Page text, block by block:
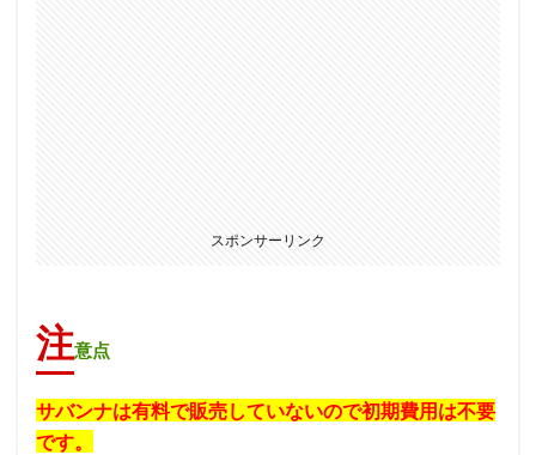
スポンサーリンク
注意点
サバンナは有料で販売していないので初期費用は不要
です。